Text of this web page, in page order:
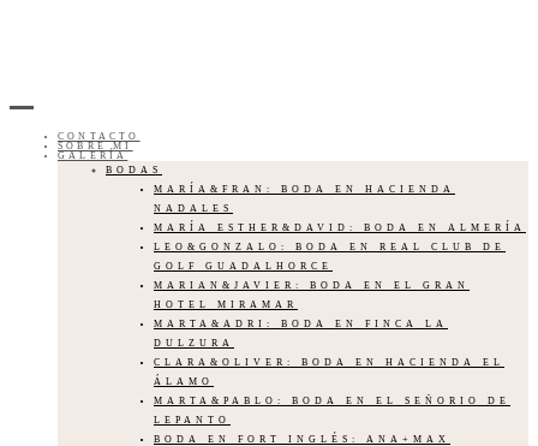
CONTACTO
SOBRE MI
GALERÍA
BODAS
MARÍA&FRAN: BODA EN HACIENDA
NADALES
MARÍA ESTHER&DAVID: BODA EN ALMERÍA
LEO&GONZALO: BODA EN REAL CLUB DE
GOLF GUADALHORCE
MARIAN&JAVIER: BODA EN EL GRAN
HOTEL MIRAMAR
MARTA&ADRI: BODA EN FINCA LA
DULZURA
CLARA&OLIVER: BODA EN HACIENDA EL
ÁLAMO
MARTA&PABLO: BODA EN EL SEÑORIO DE
LEPANTO
BODA EN FORT INGLÉS: ANA+MAX